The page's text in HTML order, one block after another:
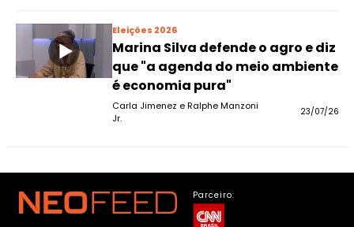
Eleições 2026
Marina Silva defende o agro e diz
que "a agenda do meio ambiente
é economia pura"
Carla Jimenez e Ralphe Manzoni
Jr.
23/07/26
Parceiro: